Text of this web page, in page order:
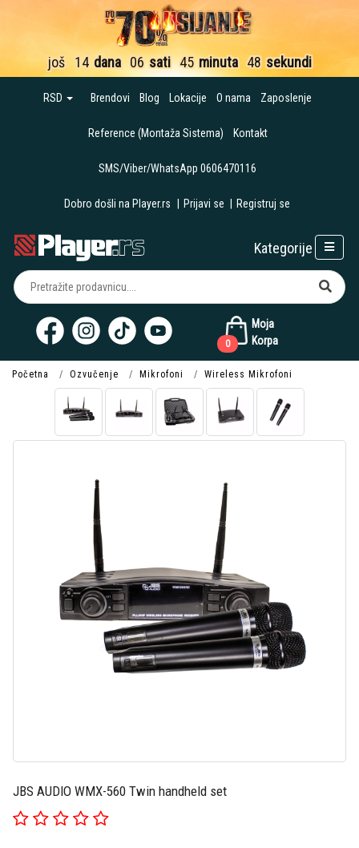
još 14 dana 06 sati 45 minuta 48 sekundi
RSD Brendovi Blog Lokacije O nama Zaposlenje
Reference (Montaža Sistema) Kontakt
SMS/Viber/WhatsApp 0606470116
Dobro došli na Player.rs Prijavi se Registruj se
Moja
Korpa
0
Kategorije
Početna Ozvučenje Mikrofoni Wireless Mikrofoni
JBS AUDIO WMX-560 Twin handheld set